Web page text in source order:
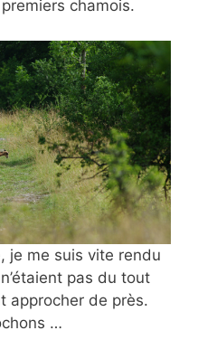
chamois.
je me suis vite rendu
pas du tout
approcher de près.
…